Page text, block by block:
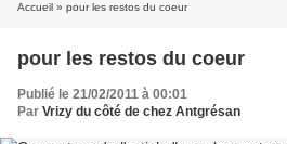
Accueil » pour les restos du coeur
pour les restos du coeur
Publié le 21/02/2011 à 00:01
Par Vrizy du côté de chez Antgrésan